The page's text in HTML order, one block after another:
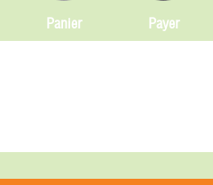
Panier Payer